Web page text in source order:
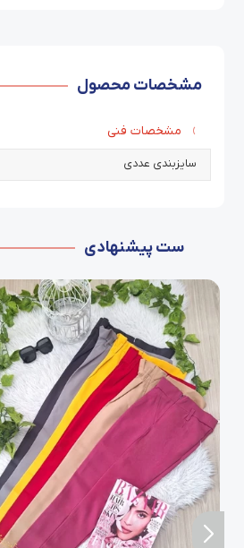
مشخصات محصول
مشخصات فنی
سایزبندی عددی
ست پیشنهادی